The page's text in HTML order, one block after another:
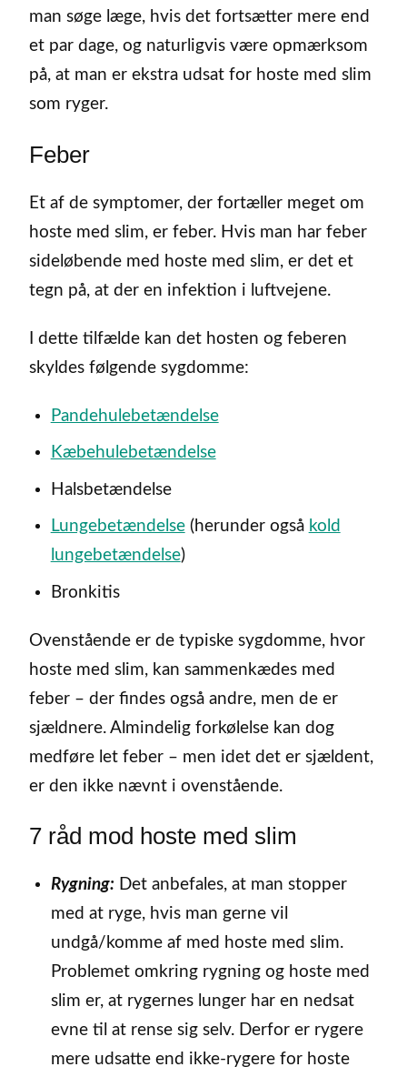
man søge læge, hvis det fortsætter mere end
et par dage, og naturligvis være opmærksom
på, at man er ekstra udsat for hoste med slim
som ryger.
Feber
Et af de symptomer, der fortæller meget om
hoste med slim, er feber. Hvis man har feber
sideløbende med hoste med slim, er det et
tegn på, at der en infektion i luftvejene.
I dette tilfælde kan det hosten og feberen
skyldes følgende sygdomme:
Pandehulebetændelse
Kæbehulebetændelse
Halsbetændelse
Lungebetændelse(herunder også kold
lungebetændelse)
Bronkitis
Ovenstående er de typiske sygdomme, hvor
hoste med slim, kan sammenkædes med
feber – der findes også andre, men de er
sjældnere. Almindelig forkølelse kan dog
medføre let feber – men idet det er sjældent,
er den ikke nævnt i ovenstående.
7 råd mod hoste med slim
Rygning: Det anbefales, at man stopper
med at ryge, hvis man gerne vil
undgå/komme af med hoste med slim.
Problemet omkring rygning og hoste med
slim er, at rygernes lunger har en nedsat
evne til at rense sig selv. Derfor er rygere
mere udsatte end ikke-rygere for hoste